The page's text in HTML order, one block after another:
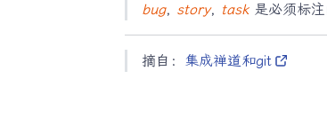
bug, story, task是必须标注
摘自： 集成禅道和git